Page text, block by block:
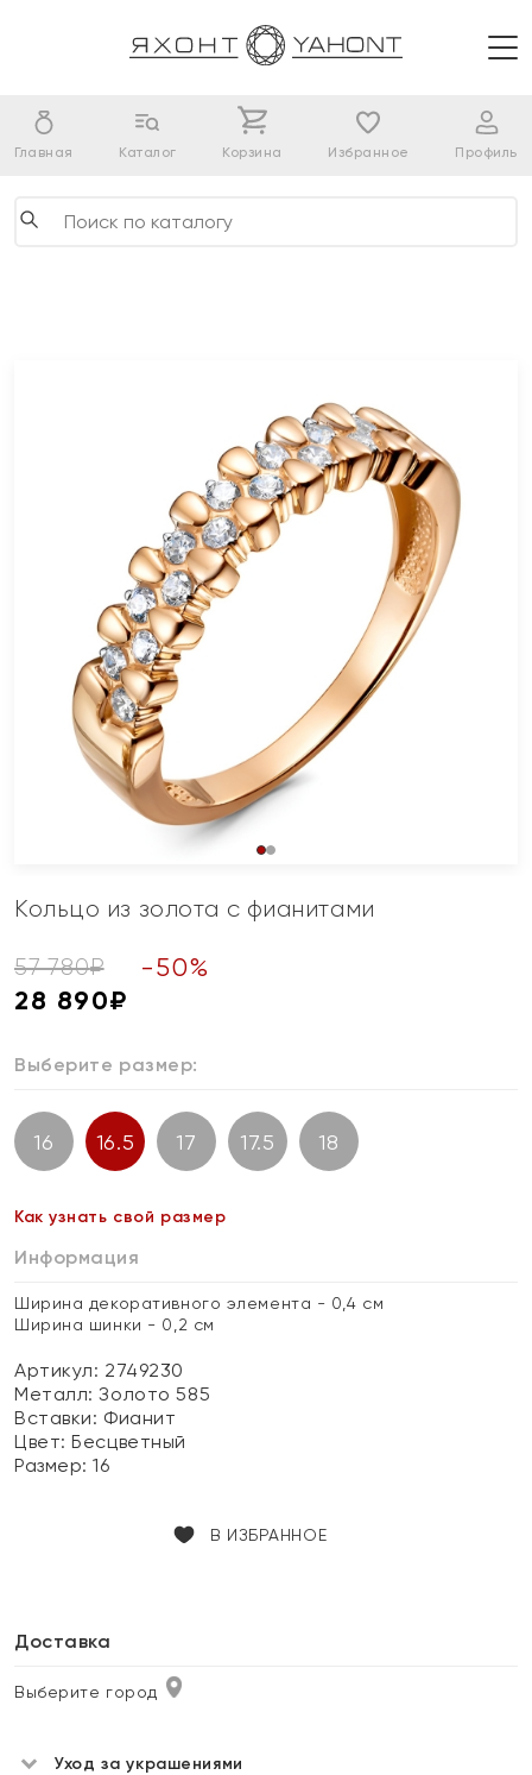
Главная Каталог Корзина Избранное Профиль
Кольцо из золота с фианитами
57 780₽ -50%
28 890₽
Выберите размер:
16 16.5 17 17.5 18
Как узнать свой размер
Информация
Ширина декоративного элемента - 0,4 см
Ширина шинки - 0,2 см
Артикул: 2749230
Металл:Золото 585
Вставки: Фианит
Цвет:Бесцветный
Размер:16
В ИЗБРАННОЕ
Доставка
Выберите город
Уход за украшениями